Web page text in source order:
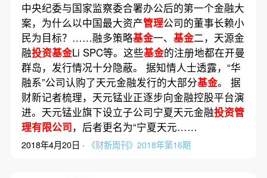
中央纪委与国家监察委合署办公后的第一个金融大
案，为什么以中国最大资产管理公司的董事长赖小
民为目标？……融多策略基金一、 基金二，天源金
融投资基金Li SPC等。这些基金的注册地都在开曼
群岛，发行情况十分隐蔽。 据知情人士透露，“华
融系”公司认购了天元金融发行的大部分基金。 据
财新记者梳理，天元锰业正逐步向金融控股平台演
进。天元锰业旗下设立子公司宁夏天元金融投资管
理有限公司，后者更名为“宁夏天元……
2018年4月20日 · 《财新周刊》2018年第16期